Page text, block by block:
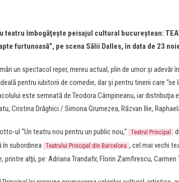
teatru îmbogăţeşte peisajul cultural bucureştean:
furtunoasă”, pe scena Sălii Dalles, în data de 23
un spectacol reper, mereu actual, plin de umor şi
pentru iubitorii de comedie, dar şi pentru tinerii care
este semnată de Teodora Câmpineanu, iar distribuţia
Cristina Drăghici / Simona Grumezea, Răzvan Ilie,
ul “Un teatru nou pentru un public nou,“ Teatrul Principal
în subordinea Teatrului Principal din Barcelona , cel mai vechi
printre alţii, pe: Adriana Trandafir, Florin Zamfirescu, Carmen